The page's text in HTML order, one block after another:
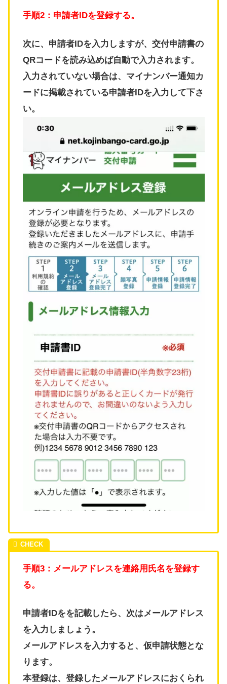
手順2：申請者IDを登録する。
次に、申請者IDを入力しますが、交付申請書の
QRコードを読み込めば自動で入力されます。
入力されていない場合は、マイナンバー通知カ
ードに掲載されている申請者IDを入力して下さ
い。
手順3：メールアドレスを連絡用氏名を登録す
る。
申請者IDをを記載したら、次はメールアドレス
を入力しましょう。
メールアドレスを入力すると、仮申請状態とな
ります。
本登録は、登録したメールアドレスにおくられ